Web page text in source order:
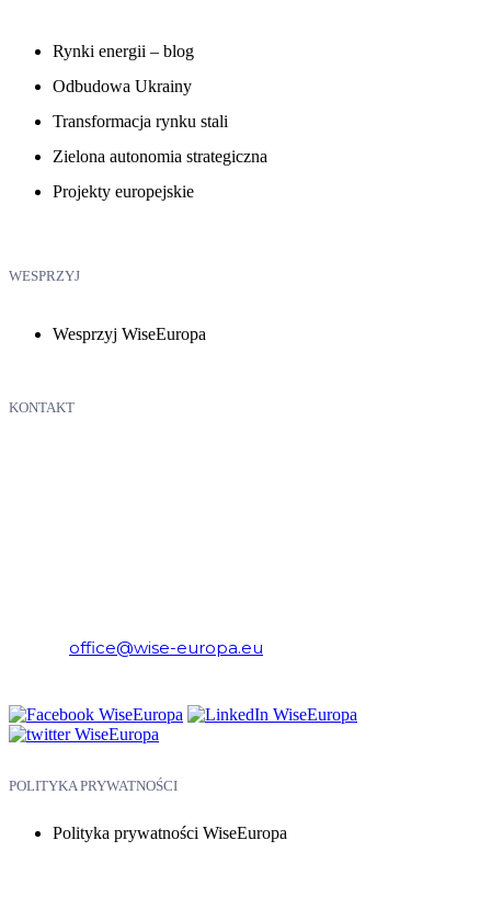
Rynki energii – blog
Odbudowa Ukrainy
Transformacja rynku stali
Zielona autonomia strategiczna
Projekty europejskie
WESPRZYJ
Wesprzyj WiseEuropa
KONTAKT
office@wise-europa.eu
POLITYKA PRYWATNOŚCI
Polityka prywatności WiseEuropa